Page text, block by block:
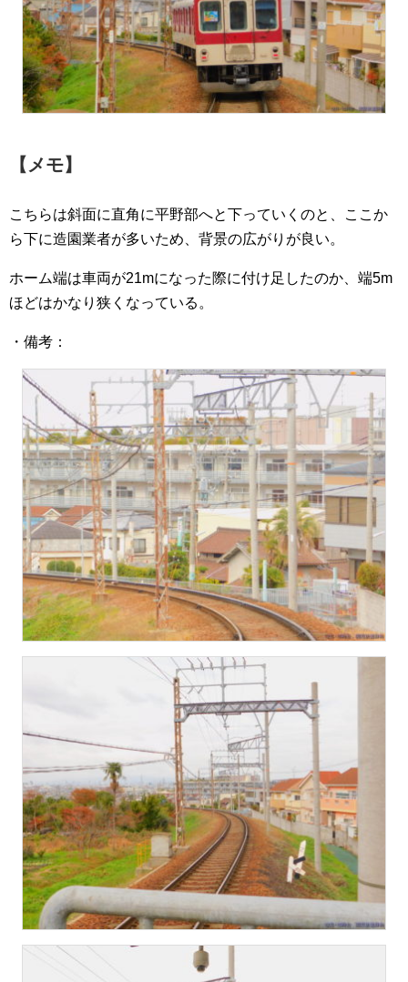
【メモ】
こちらは斜面に直角に平野部へと下っていくのと、ここか
ら下に造園業者が多いため、背景の広がりが良い。
ホーム端は車両が21mになった際に付け足したのか、端5m
ほどはかなり狭くなっている。
・備考：